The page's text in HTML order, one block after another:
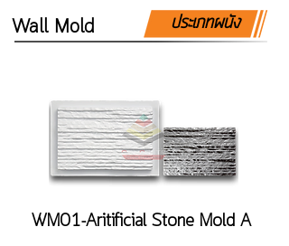
Wall Mold ประเภทผนัง
WM01-Aritificial Stone Mold A